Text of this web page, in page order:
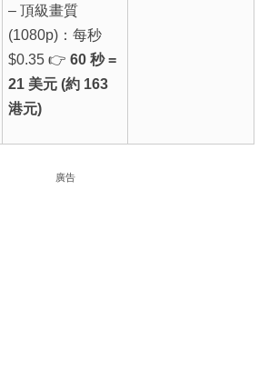
– 頂級畫質
(1080p)：每秒
$0.35 👉 60 秒 =
21 美元 (約 163
港元)
廣告